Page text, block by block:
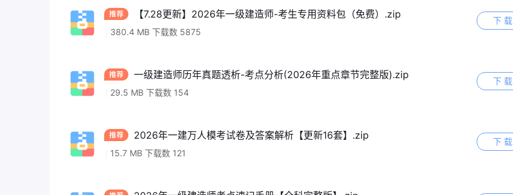
【7.28更新】2026年一级建造师-考生专用资料包（免费）.zip
380.4 MB 下载数 5875
下 载
一级建造师历年真题透析-考点分析(2026年重点章节完整版).zip
29.5 MB 下载数 154
下 载
2026年一建万人模考试卷及答案解析【更新16套】.zip
15.7 MB 下载数 121
下 载